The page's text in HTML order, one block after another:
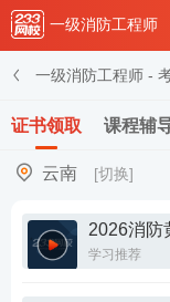
一级消防工程师
一级消防工程师 -
证书领取 课程辅
云南 [切换]
2026消防
学习推荐